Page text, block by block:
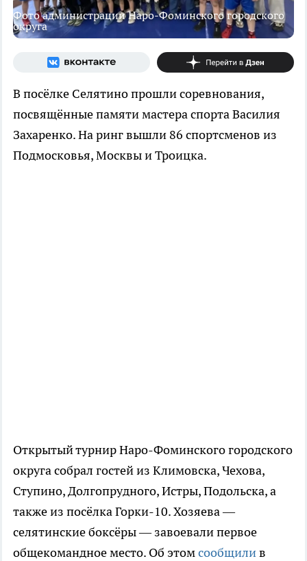
Фото администрации Наро-Фоминского городского
округа
В посёлке Селятино прошли соревнования,
посвящённые памяти мастера спорта Василия
Захаренко. На ринг вышли 86 спортсменов из
Подмосковья, Москвы и Троицка.
Открытый турнир Наро-Фоминского городского
округа собрал гостей из Климовска, Чехова,
Ступино, Долгопрудного, Истры, Подольска, а
также из посёлка Горки-10. Хозяева —
селятинские боксёры — завоевали первое
общекомандное место. Об этомсообщилив